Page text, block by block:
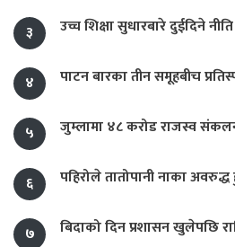
३ उच्च शिक्षा सुधारबारे दुईदिने
४ पाटन बारका तीन समूहबीच
५ जुम्लामा ४८ करोड राजस्व
६ पहिरोले तातोपानी नाका
७ बिदाको दिन प्रशासन खुलेपछि